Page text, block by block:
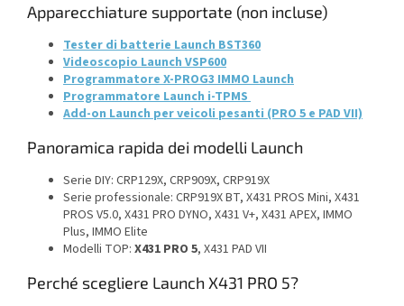
Apparecchiature supportate (non incluse)
Tester di batterie Launch BST360
Videoscopio Launch VSP600
Programmatore X-PROG3 IMMO Launch
Programmatore Launch i-TPMS
Add-on Launch per veicoli pesanti (PRO 5 e PAD VII)
Panoramica rapida dei modelli Launch
Serie DIY: CRP129X, CRP909X, CRP919X
Serie professionale: CRP919X BT, X431 PROS Mini, X431
PROS V5.0, X431 PRO DYNO, X431 V+, X431 APEX, IMMO
Plus, IMMO Elite
Modelli TOP: X431 PRO 5, X431 PAD VII
Perché scegliere Launch X431 PRO 5?